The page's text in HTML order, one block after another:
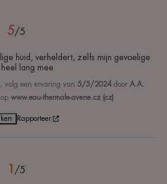
5/5
huid, verheldert, zelfs mijn gevoelige
lang mee
, volg een ervaring van 5/5/2024 door A.A.
www.eau-thermale-avene.cz (cz)
Rapporteer
1 /5